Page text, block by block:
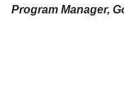
Program Manager,